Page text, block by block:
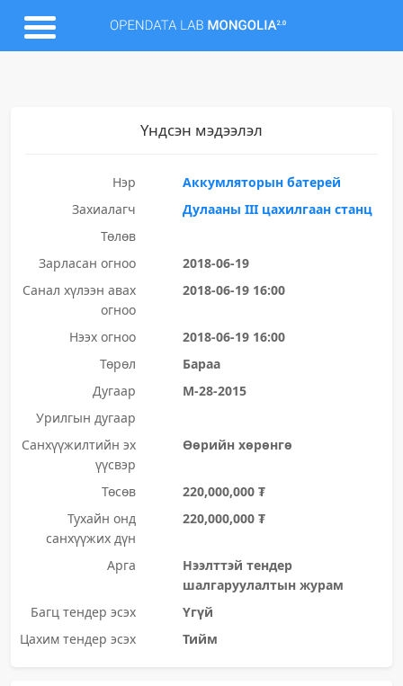
Үндсэн мэдээлэл
Нэр
Аккумляторын батерей
Захиалагч
Дулааны III цахилгаан станц
Төлөв
Зарласан огноо
2018-06-19
Санал хүлээн авах
огноо
2018-06-19 16:00
Нээх огноо
2018-06-19 16:00
Төрөл
Бараа
Дугаар
М-28-2015
Урилгын дугаар
Санхүүжилтийн эх
үүсвэр
Өөрийн хөрөнгө
Төсөв
220,000,000 ₮
Тухайн онд
санхүүжих дүн
220,000,000 ₮
Арга
Нээлттэй тендер
шалгаруулалтын журам
Багц тендер эсэх
Үгүй
Цахим тендер эсэх
Тийм